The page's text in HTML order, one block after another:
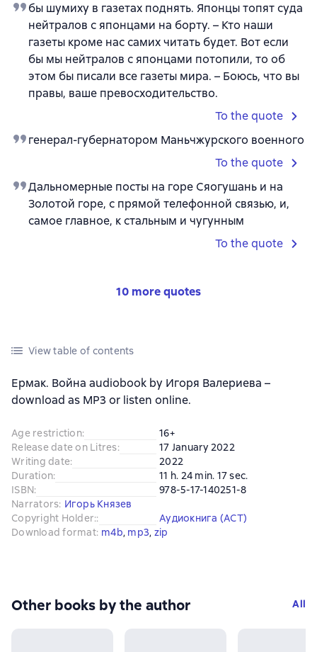
бы шумиху в газетах поднять. Японцы топят суда
нейтралов с японцами на борту. – Кто наши
газеты кроме нас самих читать будет. Вот если
бы мы нейтралов с японцами потопили, то об
этом бы писали все газеты мира. – Боюсь, что вы
правы, ваше превосходительство.
To the quote
генерал-губернатором Маньчжурского военного
To the quote
Дальномерные посты на горе Сяогушань и на
Золотой горе, с прямой телефонной связью, и,
самое главное, к стальным и чугунным
To the quote
10 more quotes
View table of contents
Ермак. Война audiobook by Игоря Валериева –
download as MP3 or listen online.
Age restriction:
16+
Release date on Litres:
17 January 2022
Writing date:
2022
Duration:
11 h. 24 min. 17 sec.
ISBN:
978-5-17-140251-8
Narrators: Игорь Князев
Copyright Holder::
Аудиокнига (АСТ)
Download format: m4b, mp3, zip
Other books by the author All